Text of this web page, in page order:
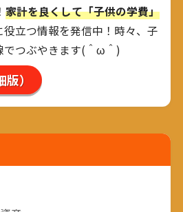
家計を良くして「子供の学費」
役立つ情報を発信中！時々、子
でつぶやきます(＾ω＾)
）